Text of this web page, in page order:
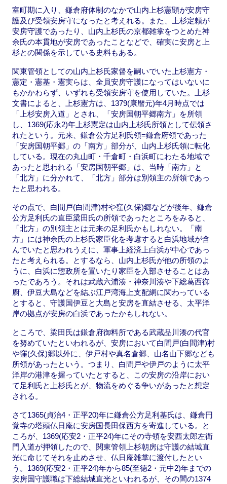
室町期に入り、鎌倉府体制のなかで山内上杉憲顕が安房守
護及び受領安房守になったと考えれる。また、上杉定頼が
安房守護であったり、山内上杉氏の京都雑掌をつとめた神
余氏の本貫地が安房であったことなどで、確実に安房と上
杉との関係を示している史料もある。
関東管領としての山内上杉氏家督を嗣いでいた上杉憲方・
憲定・憲基・憲実らは、全員安房守護になってはいないに
もかかわらず、いずれも受領安房守を使用していた。上杉
文書によると、上杉憲方は、1379(康暦元)年4月時点では
「上杉安房入道」とされ、「安房国朝平郷南方」を所領
し、1369(応永2)年上杉憲定は山内上杉氏所領として伝領さ
れたという。元来、鎌倉公方足利氏領=鎌倉府領であった
「安房国朝平郷」の「南方」部分が、山内上杉氏領に転化
している。現在の丸山町・千倉町・白浜町にわたる地域で
あったと思われる「安房国朝平郷」は、当時「南方」と
「北方」に分かれて、「北方」部分は別領主の所領であっ
たと思われる。
その点で、白間戸(白間津)村や窪(久保)郷などが後年、鎌倉
公方足利氏の直臣梁田氏の所領であったところをみると、
「北方」の別領主とは元来の足利氏かもしれない。「南
方」には神余氏の上杉氏家臣化を考慮すると白浜地域が含
んでいたと思われうえに、軍事上経済上白浜が中心であっ
たと考えられる。とするなら、山内上杉氏が他の所領のよ
うに、白浜に惣政所を置いたり家臣を入部させることはあ
ったであろう。それは武蔵六浦湊・神奈川湊や下総葛西御
廚、伊豆大島などを結ぶ江戸湾海上支配網に関わっている
とすると、守護国伊豆と大島と安房を直結させる、太平洋
岸の拠点が安房の白浜であったかもしれない。
ところで、梁田氏は鎌倉府御料所である武蔵品川湊の代官
を努めていたといわれるが、安房において白間戸(白間津)村
や窪(久保)郷以外に、伊戸村や真名倉郷、山名山下郷なども
所領があったという。つまり、白間戸や伊戸のように太平
洋岸の港津を握っていたとすると、この安房の沿岸におい
て足利氏と上杉氏とが、物流をめぐる争いがあったと想定
される。
さて1365(貞治4・正平20)年に鎌倉公方足利基氏は、鎌倉円
覚寺の塔頭仏日庵に安房国長田保西方を寄進している。と
ころが、1369(応安2・正平24)年にその寺領を安西太郎左衛
門入道が押領したので、関東管領上杉朝房は守護の結城直
光に命じてそれを止めさせ、仏日庵雑掌に渡付したとい
う。1369(応安2・正平24)年から85(至徳2・元中2)年までの
安房国守護職は下総結城直光といわれるが、その間の1374